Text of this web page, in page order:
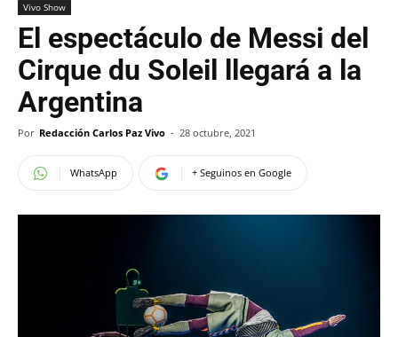
Vivo Show
El espectáculo de Messi del
Cirque du Soleil llegará a la
Argentina
Por Redacción Carlos Paz Vivo - 28 octubre, 2021
WhatsApp + Seguinos en Google